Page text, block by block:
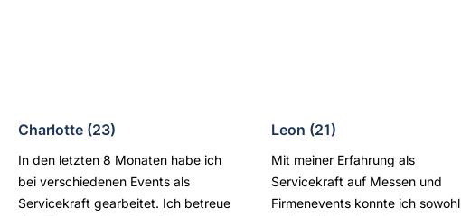
Charlotte (23)
In den letzten 8 Monaten habe ich
bei verschiedenen Events als
Servicekraft gearbeitet. Ich betreue
Leon (21)
Mit meiner Erfahrung als
Servicekraft auf Messen und
Firmenevents konnte ich sowohl